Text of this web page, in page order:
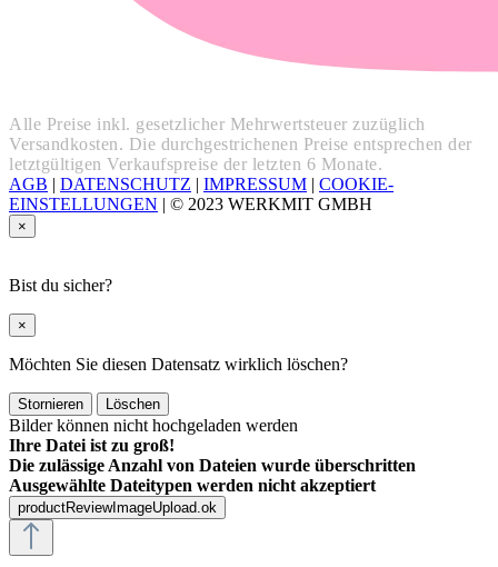
Alle Preise inkl. gesetzlicher Mehrwertsteuer zuzüglich
Versandkosten. Die durchgestrichenen Preise entsprechen der
letztgültigen Verkaufspreise der letzten 6 Monate.
AGB | DATENSCHUTZ | IMPRESSUM | COOKIE-
EINSTELLUNGEN | © 2023 WERKMIT GMBH
×
Bist du sicher?
×
Möchten Sie diesen Datensatz wirklich löschen?
Stornieren Löschen
Bilder können nicht hochgeladen werden
Ihre Datei ist zu groß!
Die zulässige Anzahl von Dateien wurde überschritten
Ausgewählte Dateitypen werden nicht akzeptiert
productReviewImageUpload.ok